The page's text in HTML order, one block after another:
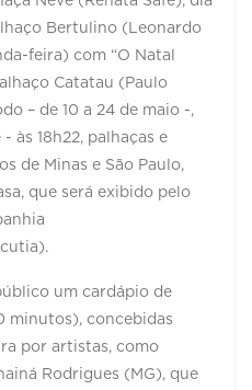
Bertulino (Leonardo
feira) com “O Natal
Catatau (Paulo
– de 10 a 24 de maio -,
às 18h22, palhaças e
de Minas e São Paulo,
que será exibido pelo
um cardápio de
minutos), concebidas
por artistas, como
Rodrigues (MG), que